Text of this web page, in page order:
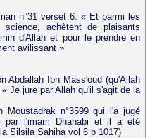
n°31 verset 6: « Et parmi les
achètent de plaisants
d'Allah et pour le prendre en
avilissant »
Abdallah Ibn Mass'oud (qu'Allah
Je jure par Allah qu'il s'agit de la
Moustadrak n°3599 qui l'a jugé
par l'imam Dhahabi et il a été
Silsila Sahiha vol 6 p 1017)